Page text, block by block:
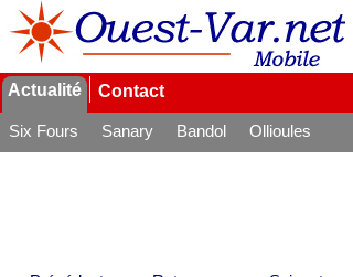
Actualité Contact
Six Fours Sanary Bandol
Ollioules